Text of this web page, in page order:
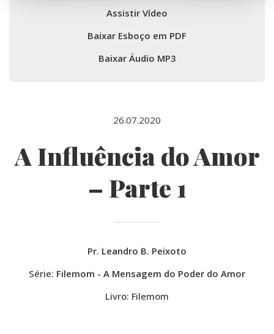
Assistir Vídeo
Baixar Esboço em PDF
Baixar Áudio MP3
26.07.2020
A Influência do Amor
– Parte 1
Pr. Leandro B. Peixoto
Série: Filemom - A Mensagem do Poder do Amor
Livro: Filemom